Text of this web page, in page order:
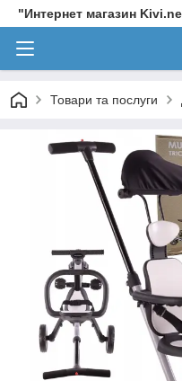
"Интернет магазин
Товари та послуги